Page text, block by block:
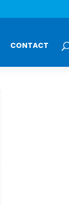
CONTACT